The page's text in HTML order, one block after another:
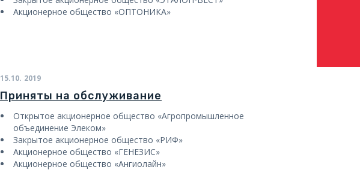
Акционерное общество «ОПТОНИКА»
15.10. 2019
Приняты на обслуживание
Открытое акционерное общество «Агропромышленное
объединение Элеком»
Закрытое акционерное общество «РИФ»
Акционерное общество «ГЕНЕЗИС»
Акционерное общество «Ангиолайн»